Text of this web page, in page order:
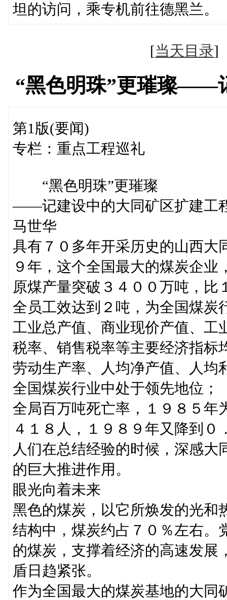
坦的访问，乘专机前往德黑兰。
[当天目录
“黑色明珠”更璀璨——
第1版(要闻)
专栏：重点工程巡礼
“黑色明珠”更璀璨
——记建设中的大同矿区扩建工
马世华
具有７０多年开采历史的山西大
９年，这个全国最大的煤炭企
原煤产量突破３４００万吨，比
全员工效达到２吨，为全国煤炭
工业总产值、商业现价产值、工
税率、销售税率等主要经济指标
劳动生产率、人均净产值、人均
全国煤炭行业中处于领先地位；
全局百万吨死亡率，１９８５年
４１８人，１９８９年又降到０
人们在总结经验的时候，深感
的巨大推进作用。
眼光向着未来
黑色的煤炭，以它所焕发的光和
结构中，煤炭约占７０％左右。
的煤炭，支撑着经济的高速发展
盾日趋紧张。
作为全国最大的煤炭基地的大同